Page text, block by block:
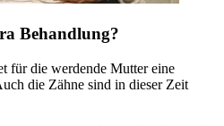
Behandlung?
für die werdende Mutter eine
die Zähne sind in dieser Zeit